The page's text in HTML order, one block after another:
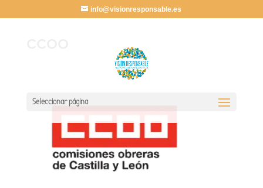
info@visionresponsable.es
Seleccionar página